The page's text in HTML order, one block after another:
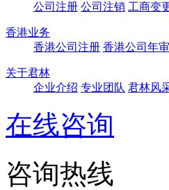
公司注册 公司注销 工商变
香港业务
香港公司注册 香港公司年审
关于君林
企业介绍 专业团队 君林风
在线咨询
咨询热线